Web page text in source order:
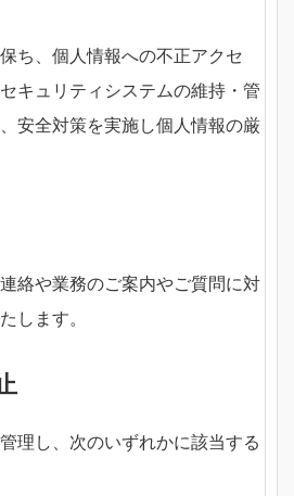
ち、個人情報への不正アクセ
キュリティシステムの維持・管
安全対策を実施し個人情報の厳
絡や業務のご案内やご質問に対
します。
理し、次のいずれかに該当する